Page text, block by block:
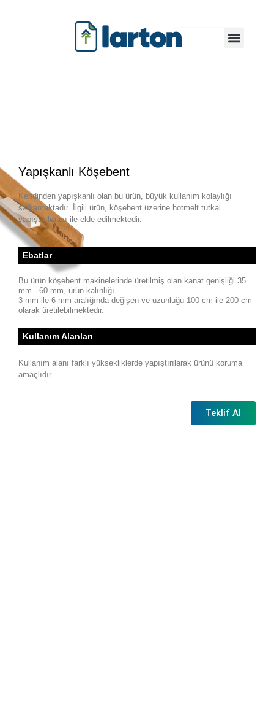
Yapışkanlı Köşebent
Kendinden yapışkanlı olan bu ürün, büyük kullanım kolaylığı
sağlamaktadır. İlgili ürün, köşebent üzerine hotmelt tutkal
yapıştırılması ile elde edilmektedir.
Ebatlar
Bu ürün köşebent makinelerinde üretilmiş olan kanat genişliği 35
mm - 60 mm, ürün kalınlığı
3 mm ile 6 mm aralığında değişen ve uzunluğu 100 cm ile 200 cm
olarak üretilebilmektedir.
Kullanım Alanları
Kullanım alanı farklı yüksekliklerde yapıştırılarak ürünü koruma
amaçlıdır.
Teklif Al